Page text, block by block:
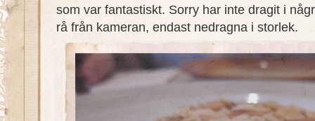
som var fantastiskt. Sorry har inte dragit i
rå från kameran, endast nedragna i storlek.